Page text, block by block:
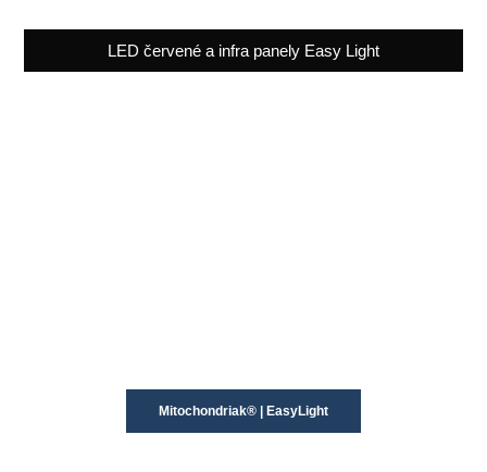
LED červené a infra panely Easy Light
Mitochondriak® | EasyLight